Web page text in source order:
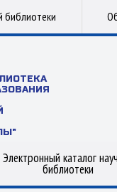
библиотеки
Электронный каталог
библиотеки